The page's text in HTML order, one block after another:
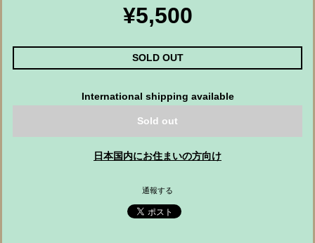
¥5,500
SOLD OUT
International shipping available
Sold out
日本国内にお住まいの方向け
通報する